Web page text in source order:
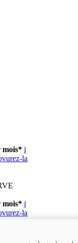
mois* i
la
mois* i
la